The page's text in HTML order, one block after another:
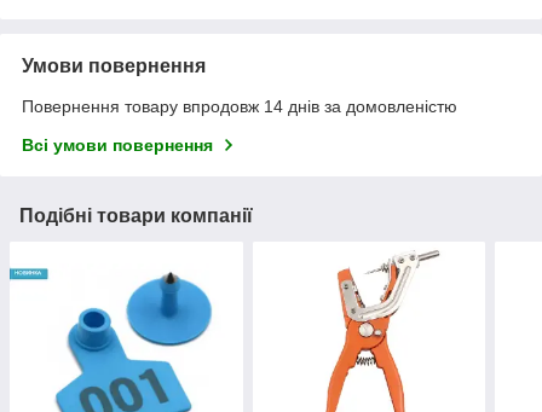
Умови повернення
Повернення товару впродовж 14 днів за домовленістю
Всі умови повернення
Подібні товари компанії